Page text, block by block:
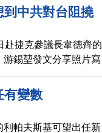
了中華民國旗徽章，
爾的精神，哈維爾終
中共對台阻撓
赴捷克參議長韋德齊的
錫堃發文分享照片寫
化遺產30週年，他想
始檜木林，但因為台
受到強勢鄰居的阻
有變數
帕夫斯基可望出任新